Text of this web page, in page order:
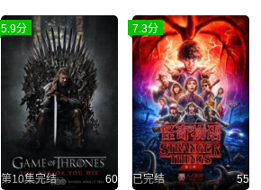
5.9分
第10集完结 60
7.3分
已完结 55